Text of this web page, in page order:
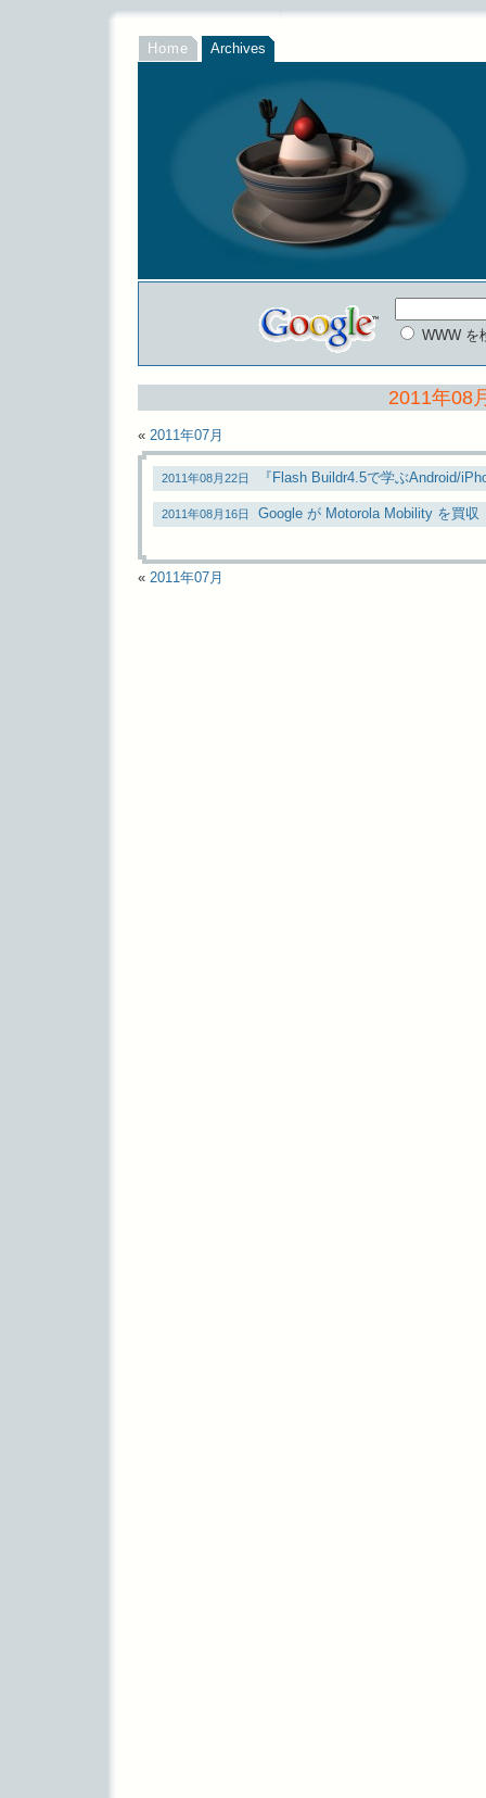
Home Archives
WWW を
2011年08
« 2011年07月
2011年08月22日 『Flash Buildr4.5で学ぶAndroid/
2011年08月16日 Google が Motorola Mobility を買収
« 2011年07月